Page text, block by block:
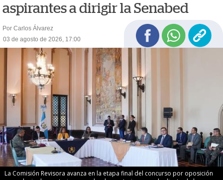
aspirantes a dirigir la Senabed
Por Carlos Álvarez
03 de agosto de 2026, 17:00
La Comisión Revisora avanza en la etapa final del concurso por oposición